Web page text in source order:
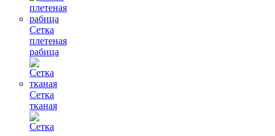
Сетка
плетеная
рабица
Сетка
тканая